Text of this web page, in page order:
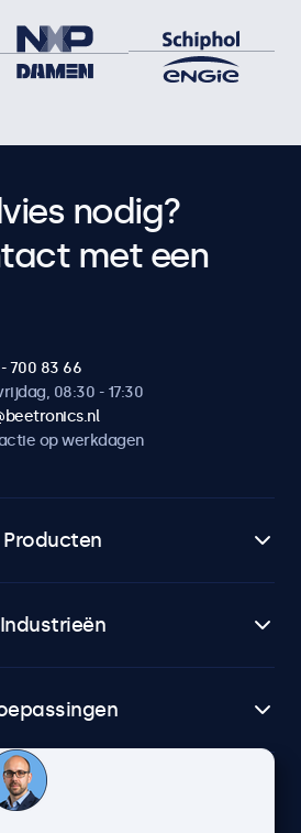
nodig?
met een
700 83 66
08:30 - 17:30
op werkdagen
Producten
Industrieën